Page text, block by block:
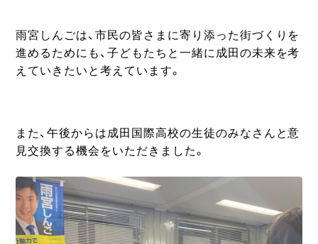
雨宮しんごは、市民の皆さまに寄り添った街づくりを
進めるためにも、子どもたちと一緒に成田の未来を考
えていきたいと考えています。
また、午後からは成田国際高校の生徒のみなさんと意
見交換する機会をいただきました。